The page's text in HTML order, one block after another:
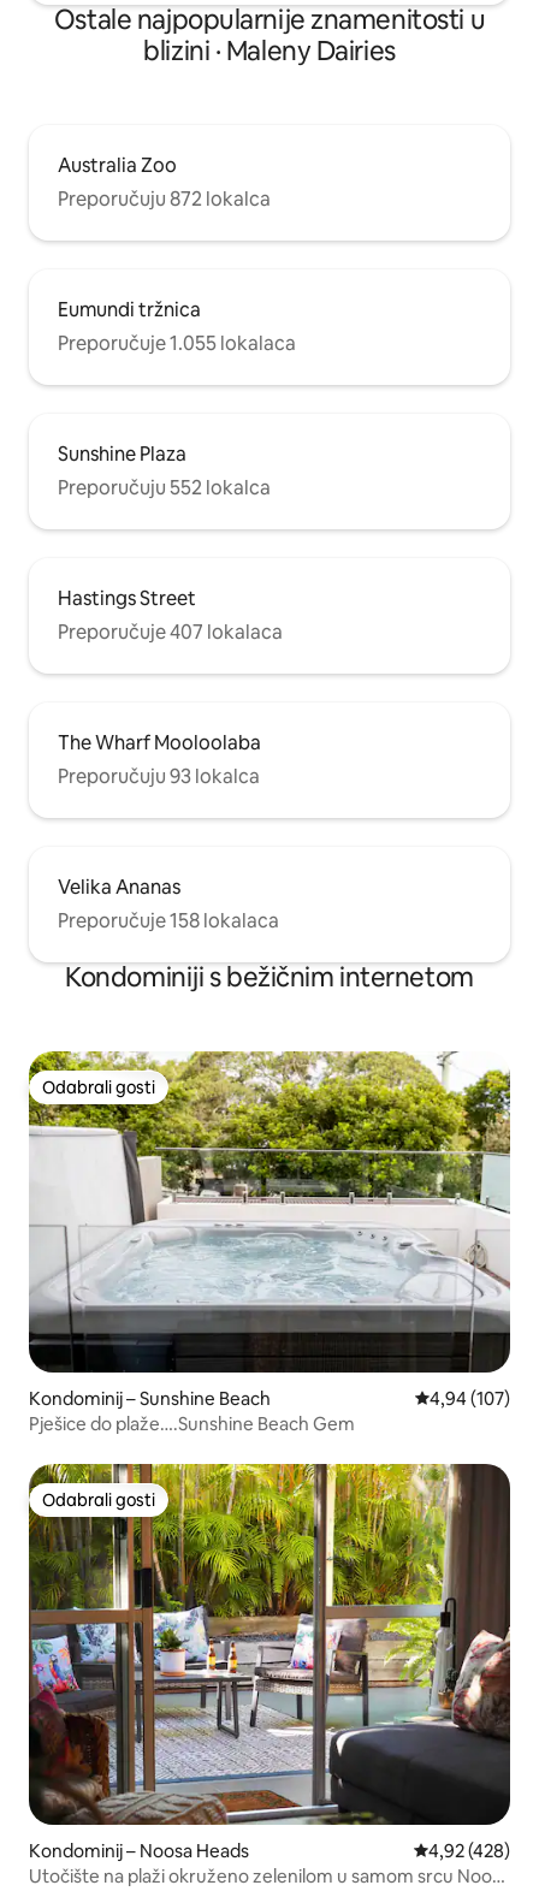
Ostale najpopularnije znamenitosti u
blizini · Maleny Dairies
Australia Zoo
Preporučuju 872 lokalca
Eumundi tržnica
Preporučuje 1.055 lokalaca
Sunshine Plaza
Preporučuju 552 lokalca
Hastings Street
Preporučuje 407 lokalaca
The Wharf Mooloolaba
Preporučuju 93 lokalca
Velika Ananas
Preporučuje 158 lokalaca
Kondominiji s bežičnim internetom
Odabrali gosti
Odabrali gosti
Kondominij – Sunshine Beach Prosječna
4,94 (107)
Pješice do plaže….Sunshine Beach Gem
Odabrali gosti
Odabrali gosti
Kondominij – Noosa Heads Prosječna
4,92 (428)
Utočište na plaži okruženo zelenilom u samom srcu Noosa